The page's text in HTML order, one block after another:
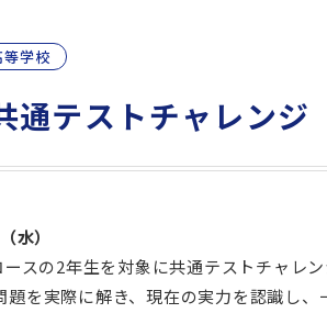
等学校
テストチャレンジ
水）
スの2年生を対象に共通テストチャレ
題を実際に解き、現在の実力を認識し